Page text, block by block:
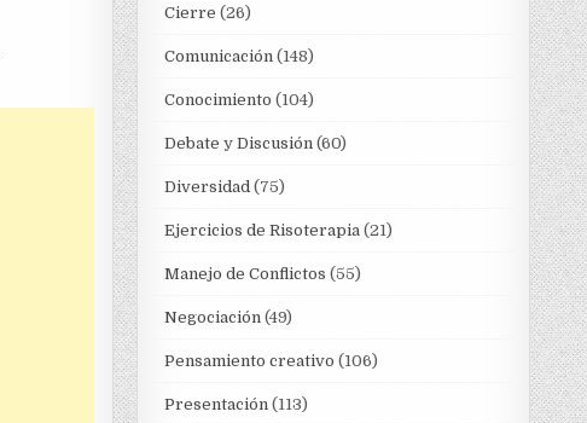
Cierre (26)
Comunicación(148)
Conocimiento (104)
Debate y Discusión(60)
Diversidad(75)
Ejercicios de Risoterapia(21)
Manejo de Conflictos (55)
Negociación(49)
Pensamiento creativo (106)
Presentación(113)